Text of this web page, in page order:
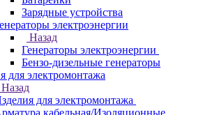
Зарядные устройства
электроэнергии
Назад
Генераторы электроэнергии
Бензо-дизельные генераторы
для электромонтажа
Назад
для электромонтажа
кабельная/Изоляционные